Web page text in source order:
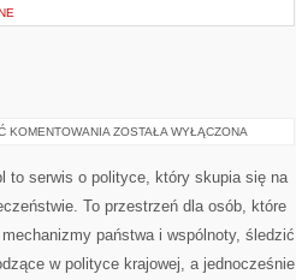
KOMENTOWANIA WYBORY
ZOSTAŁA WYŁĄCZONA
to serwis o polityce, który skupia się na
To przestrzeń dla osób, które
państwa i wspólnoty, śledzić
w polityce krajowej, a jednocześnie